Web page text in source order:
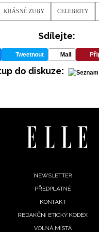
od našich partnerů? Pokud
údajů k tomuto účelu
KRÁSNÉ ZUBY CELEBRITY
Sdílejte:
Tweetnout Mail
do diskuze:
NEWSLETTER
PŘEDPLATNÉ
KONTAKT
REDAKČNÍ ETICKÝ KODEX
VOLNÁ MÍSTA